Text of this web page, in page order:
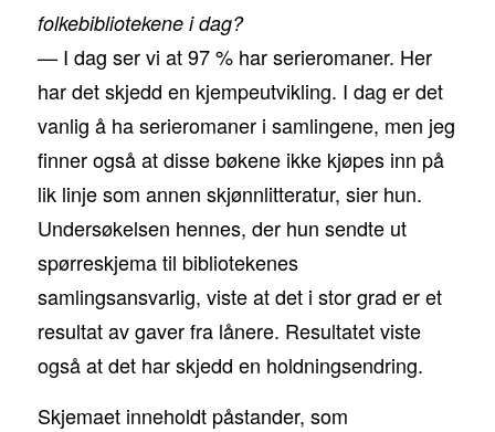
folkebibliotekene i dag?
— I dag ser vi at 97 % har serieromaner. Her
har det skjedd en kjempeutvikling. I dag er det
vanlig å ha serieromaner i samlingene, men jeg
finner også at disse bøkene ikke kjøpes inn på
lik linje som annen skjønnlitteratur, sier hun.
Undersøkelsen hennes, der hun sendte ut
spørreskjema til bibliotekenes
samlingsansvarlig, viste at det i stor grad er et
resultat av gaver fra lånere. Resultatet viste
også at det har skjedd en holdningsendring.
Skjemaet inneholdt påstander, som